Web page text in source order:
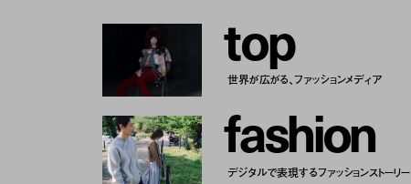
top
世界が広がる、ファッションメディア
fashion
デジタルで表現するファッションストーリー